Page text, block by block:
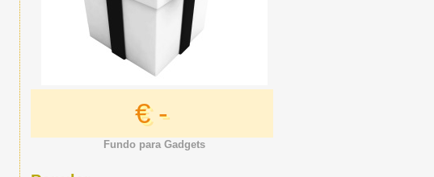
€ -
Fundo para Gadgets